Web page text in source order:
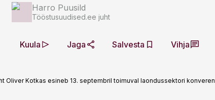
Harro Puusild
Tööstusuudised.ee juht
Kuula Jaga Salvesta Vihja
Oliver Kotkas esineb 13. septembril toimuval laondussektori